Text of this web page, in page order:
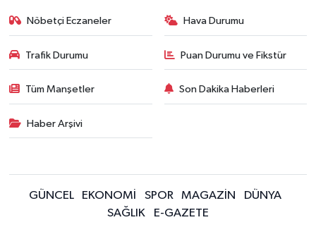
Nöbetçi Eczaneler Hava Durumu
Trafik Durumu Puan Durumu ve Fikstür
Tüm Manşetler Son Dakika Haberleri
Haber Arşivi
GÜNCEL EKONOMİ SPOR MAGAZİN
DÜNYA
SAĞLIK
E-GAZETE